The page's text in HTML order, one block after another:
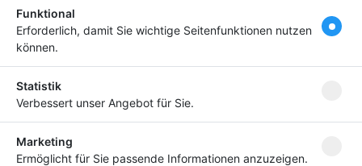
deinen Firmeneintrag
ganz nach vorn! Dein
Premium-Eintrag schon
Bringen Sie Ihr Business nach vorn!
Funktional
Erforderlich, damit Sie wichtige Seitenfunktionen nutzen
können.
Statistik
Verbessert unser Angebot für Sie.
Marketing
Ermöglicht für Sie passende Informationen anzuzeigen.